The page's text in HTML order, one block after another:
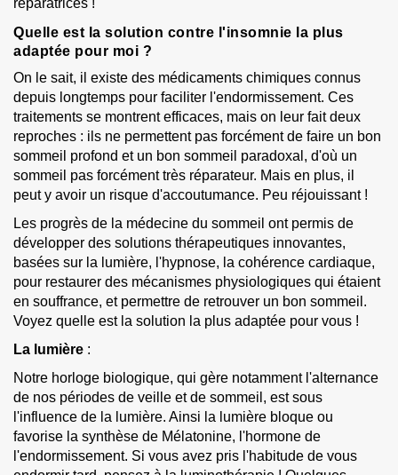
réparatrices !
Quelle est la solution contre l'insomnie la plus
adaptée pour moi ?
On le sait, il existe des médicaments chimiques connus
depuis longtemps pour faciliter l'endormissement. Ces
traitements se montrent efficaces, mais on leur fait deux
reproches : ils ne permettent pas forcément de faire un bon
sommeil profond et un bon sommeil paradoxal, d'où un
sommeil pas forcément très réparateur. Mais en plus, il
peut y avoir un risque d'accoutumance. Peu réjouissant !
Les progrès de la médecine du sommeil ont permis de
développer des solutions thérapeutiques innovantes,
basées sur la lumière, l'hypnose, la cohérence cardiaque,
pour restaurer des mécanismes physiologiques qui étaient
en souffrance, et permettre de retrouver un bon sommeil.
Voyez quelle est la solution la plus adaptée pour vous !
La lumière :
Notre horloge biologique, qui gère notamment l'alternance
de nos périodes de veille et de sommeil, est sous
l'influence de la lumière. Ainsi la lumière bloque ou
favorise la synthèse de Mélatonine, l'hormone de
l'endormissement. Si vous avez pris l'habitude de vous